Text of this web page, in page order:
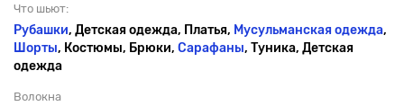
Что шьют:
Рубашки, Детская одежда, Платья, Мусульманская одежда,
Шорты, Костюмы, Брюки, Сарафаны, Туника, Детская
одежда
Волокна